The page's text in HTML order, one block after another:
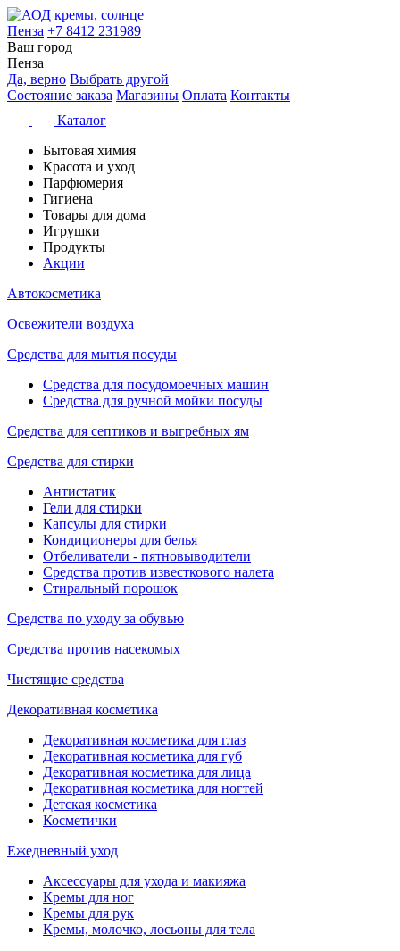
Пенза +7 8412 231989
Ваш город
Пенза
Да, верно Выбрать другой
Состояние заказа Магазины Оплата Контакты
Каталог
Бытовая химия
Красота и уход
Парфюмерия
Гигиена
Товары для дома
Игрушки
Продукты
Акции
Автокосметика
Освежители воздуха
Средства для мытья посуды
Средства для посудомоечных машин
Средства для ручной мойки посуды
Средства для септиков и выгребных ям
Средства для стирки
Антистатик
Гели для стирки
Капсулы для стирки
Кондиционеры для белья
Отбеливатели - пятновыводители
Средства против известкового налета
Стиральный порошок
Средства по уходу за обувью
Средства против насекомых
Чистящие средства
Декоративная косметика
Декоративная косметика для глаз
Декоративная косметика для губ
Декоративная косметика для лица
Декоративная косметика для ногтей
Детская косметика
Косметички
Ежедневный уход
Аксессуары для ухода и макияжа
Кремы для ног
Кремы для рук
Кремы, молочко, лосьоны для тела